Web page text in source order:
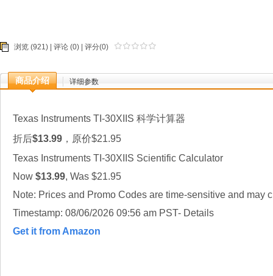
浏览 (921) | 评论 (0) | 评分(0)
商品介绍 详细参数
Texas Instruments TI-30XIIS 科学计算器
折后$13.99 ，原价$21.95
Texas Instruments TI-30XIIS Scientific Calculator
Now $13.99, Was $21.95
Note: Prices and Promo Codes are time-sensitive and may
Timestamp: 08/06/2026 09:56 am PST- Details
Get it from Amazon